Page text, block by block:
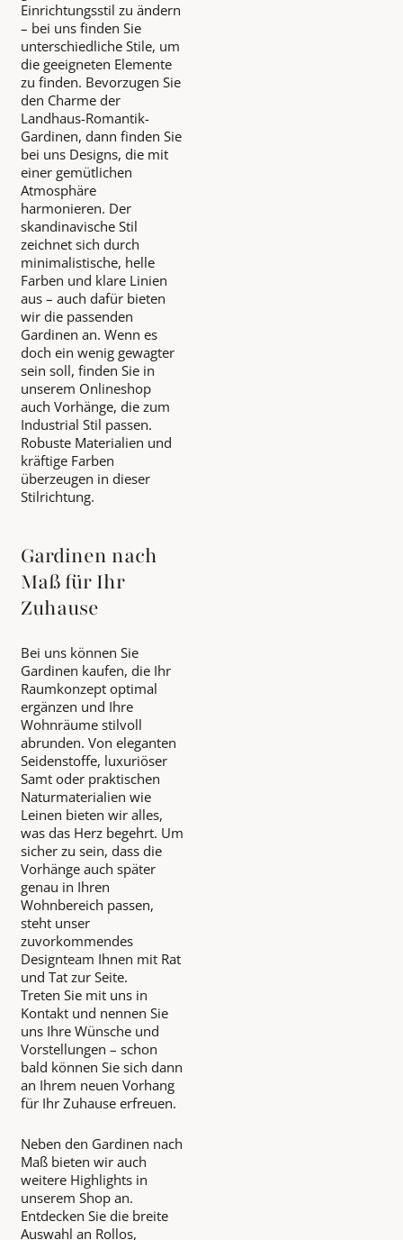
Einrichtungsstil zu ändern
– bei uns finden Sie
unterschiedliche Stile, um
die geeigneten Elemente
zu finden. Bevorzugen Sie
den Charme der
Landhaus-Romantik-
Gardinen, dann finden Sie
bei uns Designs, die mit
einer gemütlichen
Atmosphäre
harmonieren. Der
skandinavische Stil
zeichnet sich durch
minimalistische, helle
Farben und klare Linien
aus – auch dafür bieten
wir die passenden
Gardinen an. Wenn es
doch ein wenig gewagter
sein soll, finden Sie in
unserem Onlineshop
auch Vorhänge, die zum
Industrial Stil passen.
Robuste Materialien und
kräftige Farben
überzeugen in dieser
Stilrichtung.
Gardinen nach
Maß für Ihr
Zuhause
Bei uns können Sie
Gardinen kaufen, die Ihr
Raumkonzept optimal
ergänzen und Ihre
Wohnräume stilvoll
abrunden. Von eleganten
Seidenstoffe, luxuriöser
Samt oder praktischen
Naturmaterialien wie
Leinen bieten wir alles,
was das Herz begehrt. Um
sicher zu sein, dass die
Vorhänge auch später
genau in Ihren
Wohnbereich passen,
steht unser
zuvorkommendes
Designteam Ihnen mit Rat
und Tat zur Seite.
Treten Sie mit uns in
Kontakt und nennen Sie
uns Ihre Wünsche und
Vorstellungen – schon
bald können Sie sich dann
an Ihrem neuen Vorhang
für Ihr Zuhause erfreuen.
Neben den Gardinen nach
Maß bieten wir auch
weitere Highlights in
unserem Shop an.
Entdecken Sie die breite
Auswahl an Rollos,